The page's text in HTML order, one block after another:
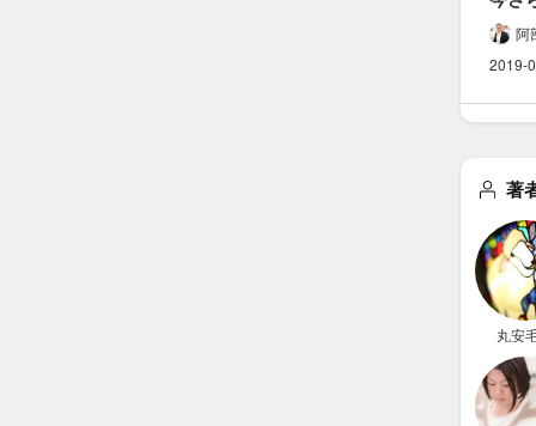
小切
こと
簡潔
まと
阿
2019-
著
丸安